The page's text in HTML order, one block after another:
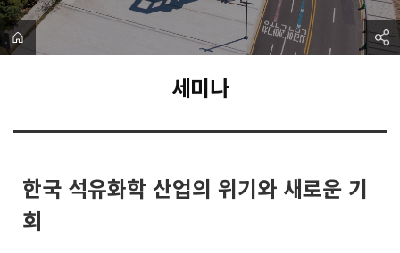
세미나
한국 석유화학 산업의 위기와 새로운 기
회